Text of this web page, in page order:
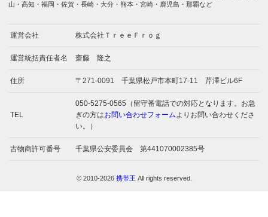
山・高知・福岡・佐賀・長崎・大分・熊本・宮崎・鹿児島・那覇など
運営会社 株式会社ＴｒｅｅＦｒｏｇ
運営統括責任者名 齋藤 隆之
住所 〒271-0091 千葉県松戸市本町17-11 芹澤ビル6F
TEL
050-5275-0565（留守番電話での対応となります。お急
ぎの方はお問い合わせフォーム よりお問い合わせくださ
い。）
古物商許可番号 千葉県公安委員会 第441070002385号
© 2010-2026 携帯王 All rights reserved.